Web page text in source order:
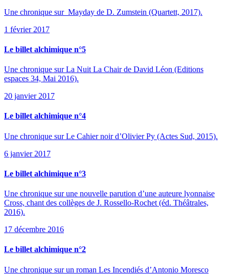
Une chronique sur Mayday de D. Zumstein (Quartett, 2017).
1 février 2017
Le billet alchimique n°5
Une chronique sur La Nuit La Chair de David Léon (Editions
espaces 34, Mai 2016).
20 janvier 2017
Le billet alchimique n°4
Une chronique sur Le Cahier noir d’Olivier Py (Actes Sud, 2015).
6 janvier 2017
Le billet alchimique n°3
Une chronique sur une nouvelle parution d’une auteure lyonnaise
Cross, chant des collèges de J. Rossello-Rochet (éd. Théâtrales,
2016).
17 décembre 2016
Le billet alchimique n°2
Une chronique sur un roman Les Incendiés d’Antonio Moresco